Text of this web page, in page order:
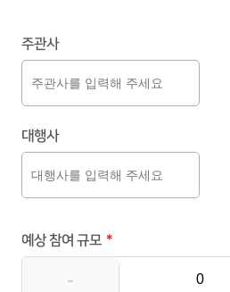
주관사
대행사
예상 참여 규모 *
-